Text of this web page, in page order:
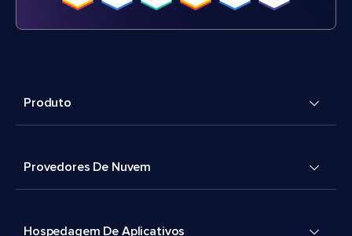
Produto
Provedores De Nuvem
Hospedagem De Aplicativos